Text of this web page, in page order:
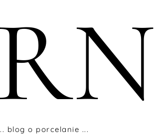
blog o porcelanie ...